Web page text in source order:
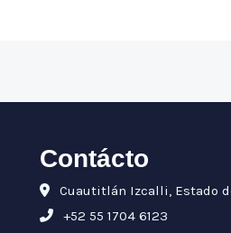
Contácto
Cuautitlán Izcalli, Estado
+52 55 1704 6123